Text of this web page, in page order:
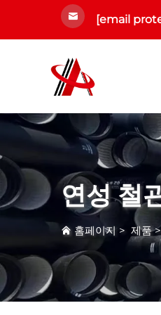
[email
연성 철
홈페이지 > 제품